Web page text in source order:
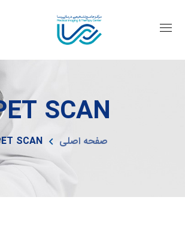
SCAN
صفحه اصلی SCAN